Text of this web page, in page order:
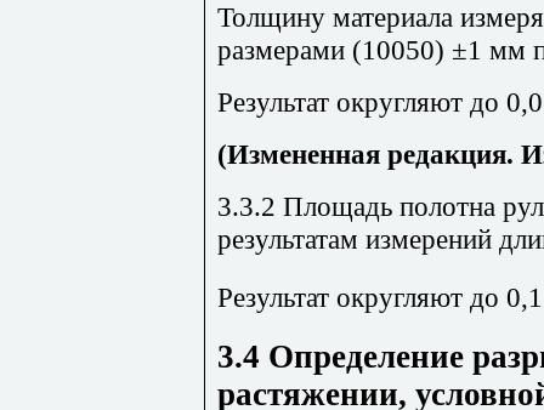
Толщину материала
размерами (10050) ±1 мм
Результат округляют до
(Измененная редакция.
3.3.2 Площадь полотна
результатам измерений
Результат округляют до
3.4 Определение
растяжении,